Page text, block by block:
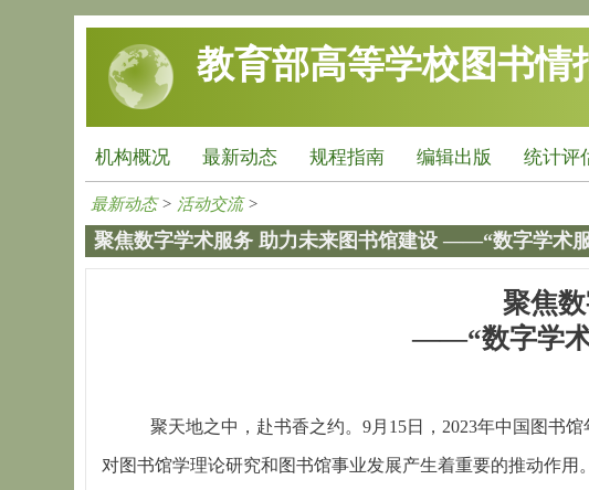
跳转到主要内容
教育部高等学校图书
机构概况 最新动态 规程指南 编辑出版 统计评
最新动态> 活动交流>
聚焦数字学术服务 助力未来图书馆建设 ——“数字学术
聚焦
——“数字学术
聚天地之中，赴书香之约。9月15日，2023年中国图书
对图书馆学理论研究和图书馆事业发展产生着重要的推动作